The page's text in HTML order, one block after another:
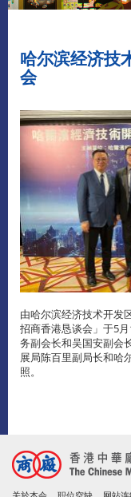
哈尔滨经济技
会
由哈尔滨经济技术开发
招商香港恳谈会」于5
务副会长和吴国安副会
展局陈百里副局长和哈
照。